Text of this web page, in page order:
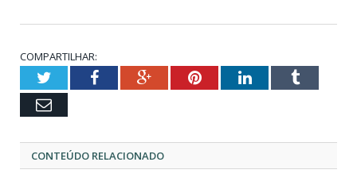
COMPARTILHAR:
TwitterFacebookGoogle+PinterestLinkedInTumblr
Email
CONTEÚDO RELACIONADO